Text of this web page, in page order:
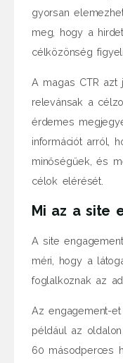
gyorsan
meg, hogy a
célközönség
A magas CTR azt
relevánsak a
érdemes
információt arról,
minőségűek, és
célok elérését.
Mi az a site
A site
méri, hogy a
foglalkoznak az
Az engagement-
például az
60 másodperces